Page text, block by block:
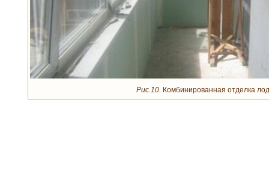
Рис.10. Комбинированная отделка